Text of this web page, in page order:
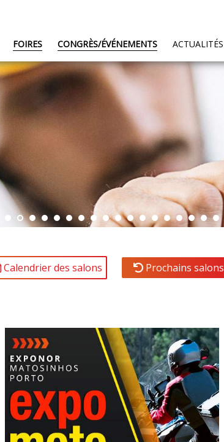
FOIRES CONGRÈS/ÉVÉNEMENTS ACTUALITÉS
Calendrier des salons Prochains salons